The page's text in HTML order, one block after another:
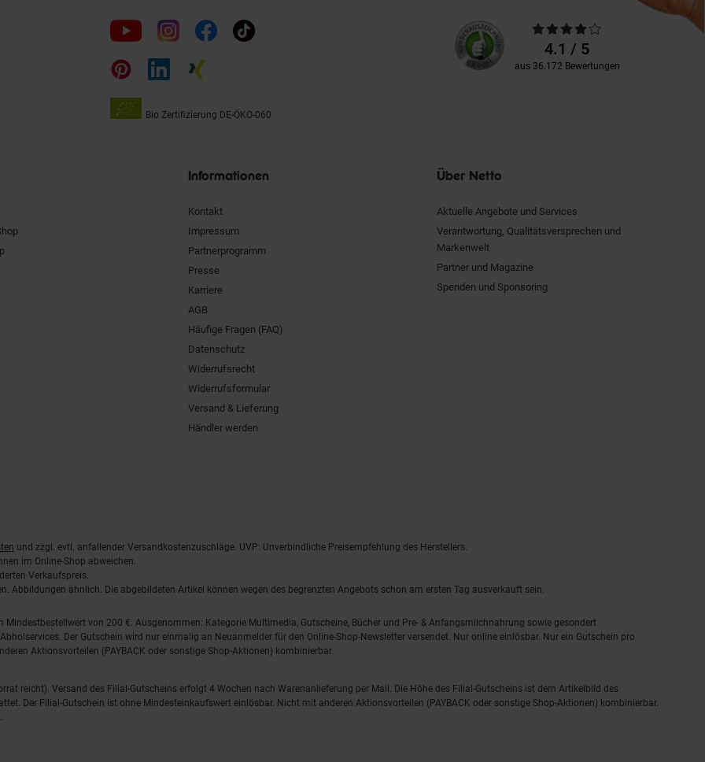
Folge
uns
auf
Bio Zertifizierung DE-ÖKO-060
Unsere
Kundenbewertungen
Durchschnittliche
Bewertungen4.1 / 5
aus 36.172 Bewertungen
Informationen
Kontakt
Impressum
Partnerprogramm
Presse
Karriere
AGB
Häufige Fragen (FAQ)
Datenschutz
Widerrufsrecht
Widerrufsformular
Versand & Lieferung
Händler werden
Über Netto
Aktuelle Angebote und Services
Verantwortung, Qualitätsversprechen und
Markenwelt
Partner und Magazine
Spenden und Sponsoring
und zzgl. evtl. anfallender Versandkostenzuschläge. UVP: Unverbindliche Preisempfehlung des Herstellers.
im Online-Shop abweichen.
Verkaufspreis.
Abbildungen ähnlich. Die abgebildeten Artikel können wegen des begrenzten Angebots schon am ersten Tag ausverkauft sein.
von 200 €. Ausgenommen: Kategorie Multimedia, Gutscheine, Bücher und Pre- & Anfangsmilchnahrung sowie gesondert
Der Gutschein wird nur einmalig an Neuanmelder für den Online-Shop-Newsletter versendet. Nur online einlösbar. Nur ein Gutschein pro
Aktionsvorteilen (PAYBACK oder sonstige Shop-Aktionen) kombinierbar.
reicht). Versand des Filial-Gutscheins erfolgt 4 Wochen nach Warenanlieferung per Mail. Die Höhe des Filial-Gutscheins ist dem Artikelbild des
Der Filial-Gutschein ist ohne Mindesteinkaufswert einlösbar. Nicht mit anderen Aktionsvorteilen (PAYBACK oder sonstige Shop-Aktionen) kombinierbar.